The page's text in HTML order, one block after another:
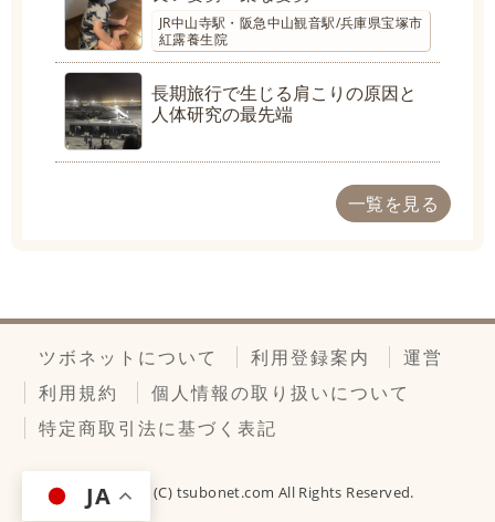
JR中山寺駅・阪急中山観音駅/兵庫県宝塚市
紅露養生院
長期旅行で生じる肩こりの原因と
人体研究の最先端
一覧を見る
ツボネットについて 利用登録案内
運営
利用規約
個人情報の取り扱いについて
特定商取引法に基づく表記
Copyright (C) tsubonet.com All Rights Reserved.
JA